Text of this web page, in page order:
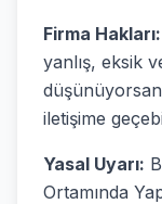
Firma Hakları:
yanlış, eksik
iletişime
Yasal Uyarı:
Ortamında